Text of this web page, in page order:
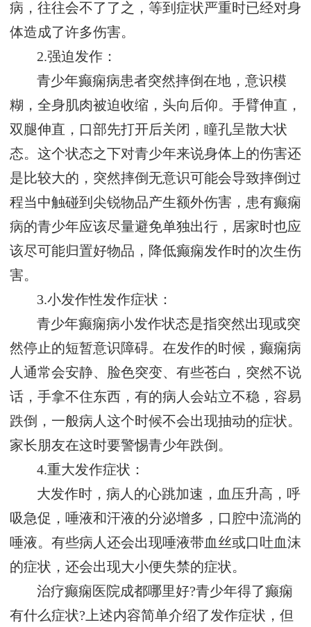
病，往往会不了了之，等到症状严重时已经对身
体造成了许多伤害。
2.强迫发作：
青少年癫痫病患者突然摔倒在地，意识模
糊，全身肌肉被迫收缩，头向后仰。手臂伸直，
双腿伸直，口部先打开后关闭，瞳孔呈散大状
态。这个状态之下对青少年来说身体上的伤害还
是比较大的，突然摔倒无意识可能会导致摔倒过
程当中触碰到尖锐物品产生额外伤害，患有癫痫
病的青少年应该尽量避免单独出行，居家时也应
该尽可能归置好物品，降低癫痫发作时的次生伤
害。
3.小发作性发作症状：
青少年癫痫病小发作状态是指突然出现或突
然停止的短暂意识障碍。在发作的时候，癫痫病
人通常会安静、脸色突变、有些苍白，突然不说
话，手拿不住东西，有的病人会站立不稳，容易
跌倒，一般病人这个时候不会出现抽动的症状。
家长朋友在这时要警惕青少年跌倒。
4.重大发作症状：
大发作时，病人的心跳加速，血压升高，呼
吸急促，唾液和汗液的分泌增多，口腔中流淌的
唾液。有些病人还会出现唾液带血丝或口吐血沫
的症状，还会出现大小便失禁的症状。
治疗癫痫医院成都哪里好?青少年得了癫痫
有什么症状?上述内容简单介绍了发作症状，但